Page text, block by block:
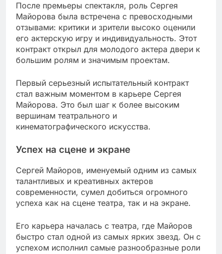
После премьеры спектакля, роль Сергея
Майорова была встречена с превосходными
отзывами: критики и зрители высоко оценили
его актерскую игру и индивидуальность. Этот
контракт открыл для молодого актера двери к
большим ролям и значимым проектам.
Первый серьезный испытательный контракт
стал важным моментом в карьере Сергея
Майорова. Это был шаг к более высоким
вершинам театрального и
кинематографического искусства.
Успех на сцене и экране
Сергей Майоров, именуемый одним из самых
талантливых и креативных актеров
современности, сумел добиться огромного
успеха как на сцене театра, так и на экране.
Его карьера началась с театра, где Майоров
быстро стал одной из самых ярких звезд. Он с
успехом исполнил самые разнообразные роли